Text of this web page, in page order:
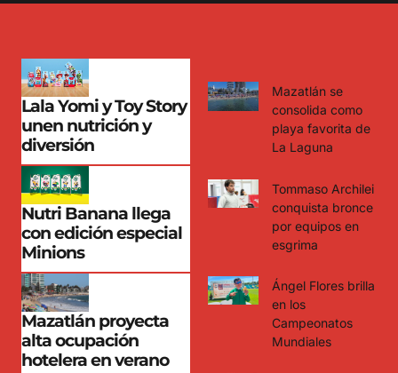
Lala Yomi y Toy Story
unen nutrición y
diversión
Nutri Banana llega
con edición especial
Minions
Mazatlán proyecta
alta ocupación
hotelera en verano
Mazatlán se
consolida como
playa favorita de
La Laguna
Tommaso Archilei
conquista bronce
por equipos en
esgrima
Ángel Flores brilla
en los
Campeonatos
Mundiales